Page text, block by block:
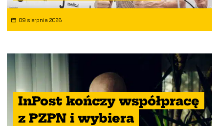
09 sierpnia 2026
InPost kończy współpracę
z PZPN i wybiera